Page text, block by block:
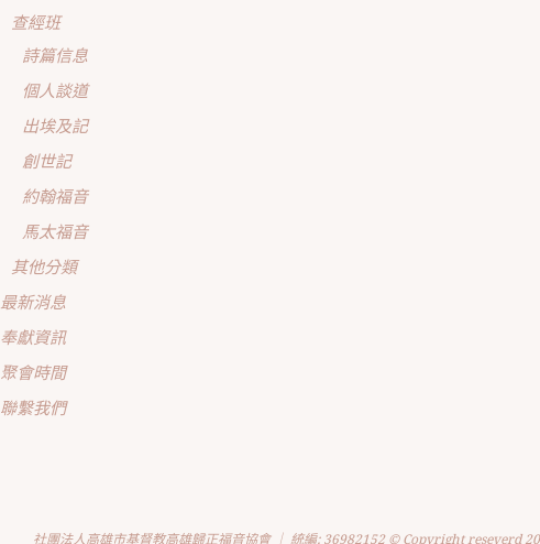
查經班
詩篇信息
個人談道
出埃及記
創世記
約翰福音
馬太福音
其他分類
最新消息
奉獻資訊
聚會時間
聯繫我們
社團法人高雄市基督教高雄歸正福音協會 ｜ 統編: 36982152 © Copyright reseverd